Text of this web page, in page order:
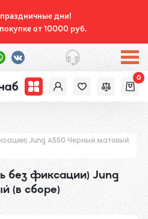
дни!
от 10000 руб.
0
Jung A550 Черный матовый
без фиксации) Jung
(в сборе)